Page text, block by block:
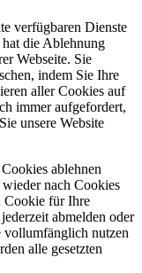
verfügbaren Dienste
die Ablehnung
Webseite. Sie
indem Sie Ihre
aller Cookies auf
immer aufgefordert,
unsere Website
ablehnen
nach Cookies
Cookie für Ihre
abmelden oder
vollumfänglich nutzen
alle gesetzten